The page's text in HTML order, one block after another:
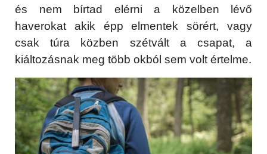
és nem bírtad elérni a közelben lévő
haverokat akik épp elmentek sörért, vagy
csak túra közben szétvált a csapat, a
kiáltozásnak meg több okból sem volt értelme.